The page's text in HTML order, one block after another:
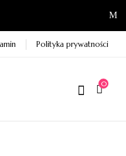
Polityka prywatności
0